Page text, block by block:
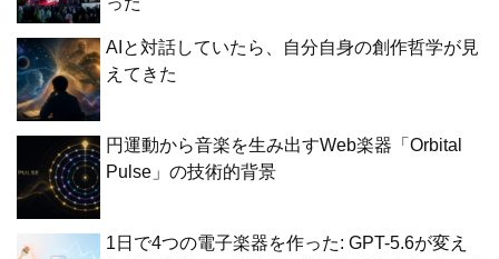
AIと対話していたら、自分自身の創作哲学が見
えてきた
円運動から音楽を生み出すWeb楽器「Orbital
Pulse」の技術的背景
1日で4つの電子楽器を作った: GPT-5.6が変え